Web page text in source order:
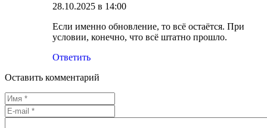
28.10.2025 в 14:00
Если именно обновление, то всё остаётся. При
условии, конечно, что всё штатно прошло.
Ответить
Оставить комментарий